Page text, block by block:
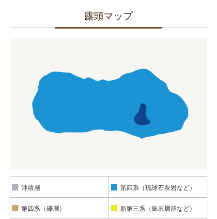
露頭マップ
沖積層 第四系（琉球石灰岩など）
第四系（礫層） 新第三系（島尻層群など）